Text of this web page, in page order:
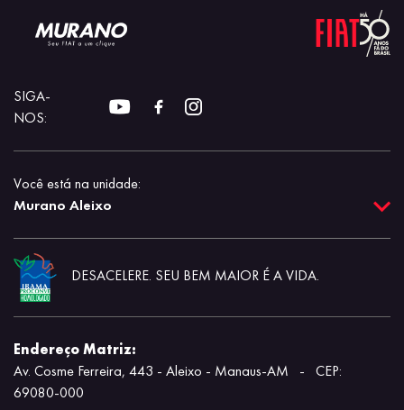
SIGA-
NOS:
Você está na unidade:
Murano Aleixo
DESACELERE. SEU BEM MAIOR É A VIDA.
Endereço Matriz:
Av. Cosme Ferreira, 443 - Aleixo - Manaus-AM
-
CEP:
69080-000